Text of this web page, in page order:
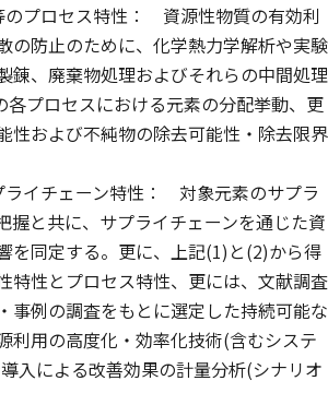
のプロセス特性： 資源性物質の有効利
の防止のために、化学熱力学解析や実験
錬、廃棄物処理およびそれらの中間処理
各プロセスにおける元素の分配挙動、更
性および不純物の除去可能性・除去限界
ライチェーン特性： 対象元素のサプラ
握と共に、サプライチェーンを通じた資
を同定する。更に、上記(1)と(2)から得
特性とプロセス特性、更には、文献調査
事例の調査をもとに選定した持続可能な
利用の高度化・効率化技術(含むシステ
入による改善効果の計量分析(シナリオ